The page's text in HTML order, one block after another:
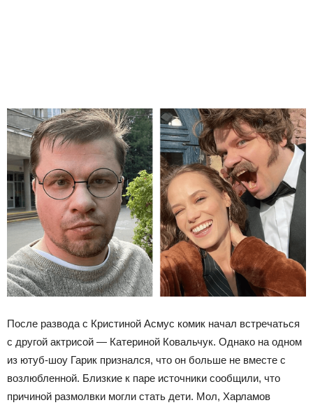
После развода с Кристиной Асмус комик начал встречаться
с другой актрисой — Катериной Ковальчук. Однако на одном
из ютуб-шоу Гарик признался, что он больше не вместе с
возлюбленной. Близкие к паре источники сообщили, что
причиной размолвки могли стать дети. Мол, Харламов